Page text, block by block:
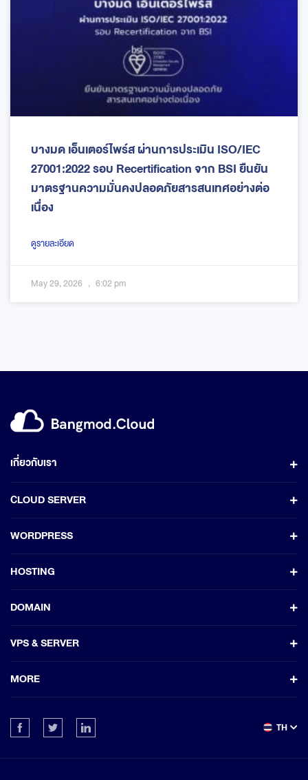
บางมด เอ็นเตอร์ไพร์ส ผ่านการประเมิน ISO/IEC
27001:2022 รอบ Recertification จาก BSI ยืนยัน
มาตรฐานความมั่นคงปลอดภัยสารสนเทศอย่างต่อ
เนื่อง
ดูรายละเอียด
May 29, 2026 6:02 pm
เกี่ยวกับเรา
CLOUD SERVER
WORDPRESS
HOSTING
DOMAIN
VPS & SERVER
MORE
TH